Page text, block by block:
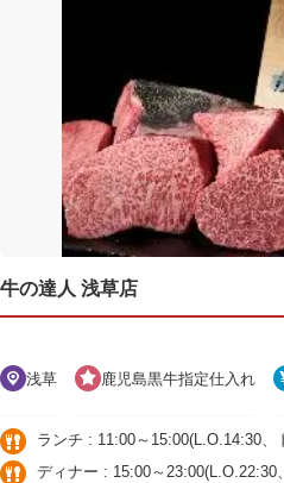
牛の達人 浅草店
浅草 鹿児島黒牛指定仕入れ
ランチ : 11:00～15:00(L.O.14:30、
ディナー : 15:00～23:00(L.O.22:30